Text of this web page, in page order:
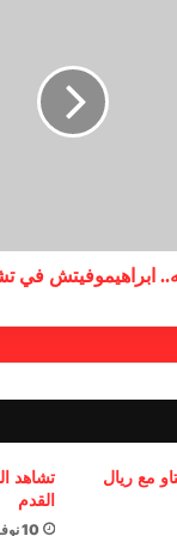
ابراهيموفيتش في
مع ريال
تشاهد
القدم
10 نوفمبر، 2024